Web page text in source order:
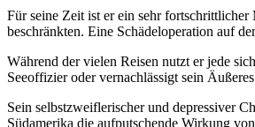
Für seine Zeit ist er ein sehr
beschränkten. Eine Schädeloperation auf
Während der vielen Reisen nutzt er jede
Seeoffizier oder vernachlässigt sein
Sein selbstzweiflerischer und depressiver
Südamerika die aufputschende Wirkung